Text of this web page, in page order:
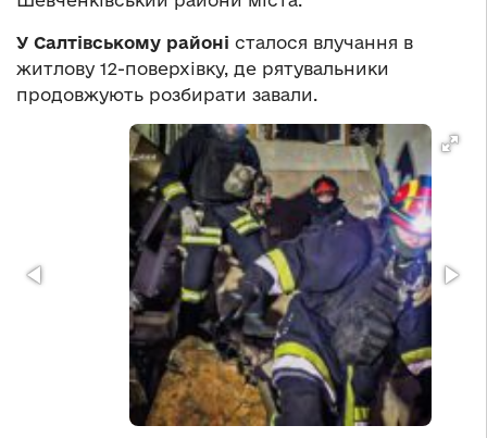
У Салтівському районі сталося влучання в
житлову 12-поверхівку, де рятувальники
продовжують розбирати завали.